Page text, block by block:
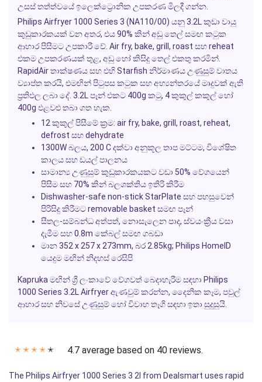
උසස් තත්ත්වයේ ඉලෙක්ට්‍රොනික උපකරණ මිලදී ගන්න.
Philips Airfryer 1000 Series 3 (NA110/00) යනු 3.2L කුඩා වායු
කුඩුකාරකයක් වන අතර, එය 90% කින් අඩු තෙල් සමඟ කටුක
ආහාර පිසීමට උපකාරී වේ. Air fry, bake, grill, roast සහreheat
එකම උපකරණයක් තුළ, අඩු හෝ කිසිදු තෙල් එකතු කරමින්.
RapidAir තාක්ෂණය සහ එහි Starfish නිර්මාණය උණුසුම් වාතය
ව්‍යාප්ත කරයි, එමඟින් පිටුපස කටුක සහ අභ්‍යන්තරයේ මෘදුවක් ඇති
ප්‍රතිඵල ලබා දේ. 3.2L පෑන් එකට 400g කටු, 4 කුකුල් කකුල් හෝ
400g එළවළු තබා ගත හැක.
12 කුකුල් පිසීමේ ක්‍රම: air fry, bake, grill, roast, reheat,
defrost සහ dehydrate
1300W බලය, 200 C දක්වා අනුකූල තාප මට්ටම, විශේෂිත
කාලය සහ ඩයල් පාලනය
සාමාන්‍ය උණුසුම් කුඩුකාරකයකට වඩා 50% වේගයෙන්
පිසීම සහ 70% කින් බලශක්තිය ඉතිරි කිරීම
Dishwasher-safe non-stick StarPlate සහ පහසුවෙන්
පිරිසිදු කිරීමට removable basket සමඟ පෑන්
සීතල-සම්බන්ධ අත්පත්, නොසැලෙන පාද, ස්වයංක්‍රීය වසා
දැමීම සහ 0.8m කේබල් සමඟ ගබඩා
මාන 352 x 257 x 273mm, බර 2.85kg; Philips HomeID
යෙදුම මඟින් නිදහස් රෙසිපි
Kapruka මඟින් ශ්‍රී ලංකාවේ වේගවත් බෙදාහැරීම සඳහා Philips
1000 Series 3.2L Airfryer ඇණවුම් කරන්න, දෛනික කෑම, පවුල්
ආහාර සහ නිවසේ උණුසුම් හෝ විවාහ තෑගි සඳහා ඉතා සුදුසුයි.
✭ ✭ ✭ ✭ ✭ 4.7 average based on 40 reviews.
The Philips Airfryer 1000 Series 3 2l from Dealsmart uses rapid